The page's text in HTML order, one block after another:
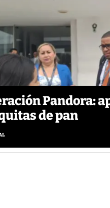
Pandora:
de pan